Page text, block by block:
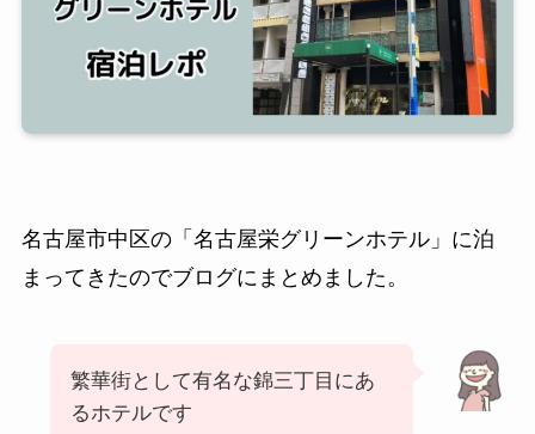
名古屋市中区の「名古屋栄グリーンホテル」に泊
まってきたのでブログにまとめました。
繁華街として有名な錦三丁目にあ
るホテルです